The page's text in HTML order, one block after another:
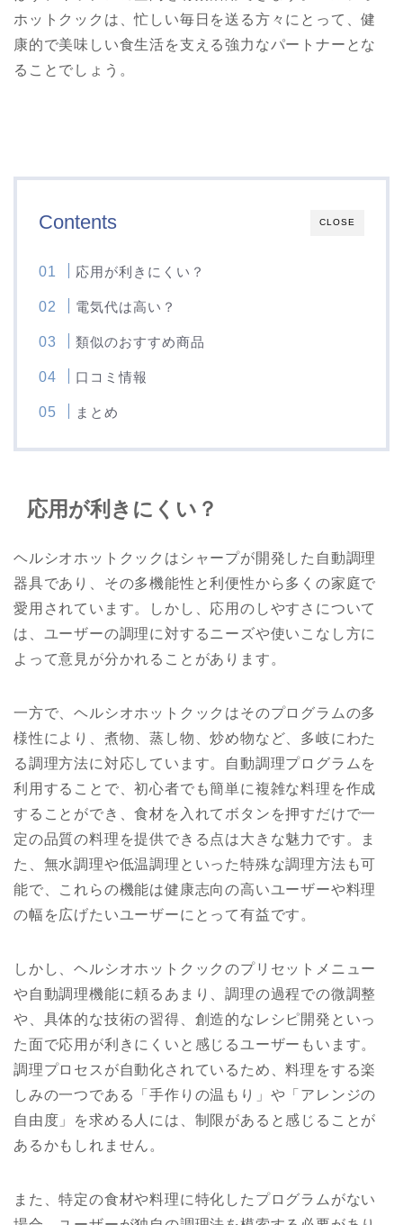
ホットクックは、忙しい毎日を送る方々にとって、健
康的で美味しい食生活を支える強力なパートナーとな
ることでしょう。
CLOSE
Contents
応用が利きにくい？
電気代は高い？
類似のおすすめ商品
口コミ情報
まとめ
応用が利きにくい？
ヘルシオホットクックはシャープが開発した自動調理
器具であり、その多機能性と利便性から多くの家庭で
愛用されています。しかし、応用のしやすさについて
は、ユーザーの調理に対するニーズや使いこなし方に
よって意見が分かれることがあります。
一方で、ヘルシオホットクックはそのプログラムの多
様性により、煮物、蒸し物、炒め物など、多岐にわた
る調理方法に対応しています。自動調理プログラムを
利用することで、初心者でも簡単に複雑な料理を作成
することができ、食材を入れてボタンを押すだけで一
定の品質の料理を提供できる点は大きな魅力です。ま
た、無水調理や低温調理といった特殊な調理方法も可
能で、これらの機能は健康志向の高いユーザーや料理
の幅を広げたいユーザーにとって有益です。
しかし、ヘルシオホットクックのプリセットメニュー
や自動調理機能に頼るあまり、調理の過程での微調整
や、具体的な技術の習得、創造的なレシピ開発といっ
た面で応用が利きにくいと感じるユーザーもいます。
調理プロセスが自動化されているため、料理をする楽
しみの一つである「手作りの温もり」や「アレンジの
自由度」を求める人には、制限があると感じることが
あるかもしれません。
また、特定の食材や料理に特化したプログラムがない